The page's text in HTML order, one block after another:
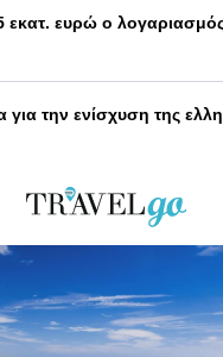
εκατ. ευρώ ο
την ενίσχυση της